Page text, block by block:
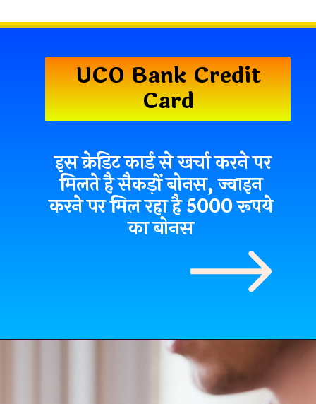
UCO Bank Credit
Card
इस क्रेडिट कार्ड से खर्चा करने पर
मिलते है सैकड़ों बोनस, ज्वाइन
करने पर मिल रहा है 5000 रूपये
का बोनस